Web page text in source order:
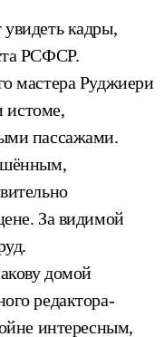
кадры,
РСФСР.
мастера Руджиери
истоме,
пассажами.
За видимой
домой
редактора-
интересным,